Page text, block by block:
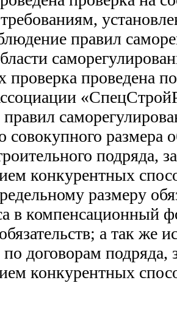
правил
проверка проведена
совокупного размера
подряда,
конкурентных
размеру
в компенсационный
а так же
по договорам
конкурентных